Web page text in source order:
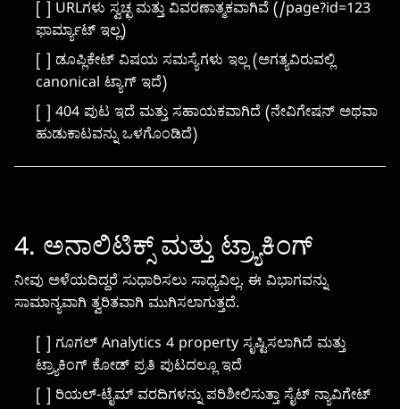
[ ] URLಗಳು ಸ್ವಚ್ಛ ಮತ್ತು ವಿವರಣಾತ್ಮಕವಾಗಿವೆ (/page?id=123
ಫಾರ್ಮ್ಯಾಟ್ ಇಲ್ಲ)
[ ] ಡೂಪ್ಲಿಕೇಟ್ ವಿಷಯ ಸಮಸ್ಯೆಗಳು ಇಲ್ಲ (ಅಗತ್ಯವಿರುವಲ್ಲಿ
canonical ಟ್ಯಾಗ್ ಇದೆ)
[ ] 404 ಪುಟ ಇದೆ ಮತ್ತು ಸಹಾಯಕವಾಗಿದೆ (ನೇವಿಗೇಷನ್ ಅಥವಾ
ಹುಡುಕಾಟವನ್ನು ಒಳಗೊಂಡಿದೆ)
4. ಅನಾಲಿಟಿಕ್ಸ್ ಮತ್ತು ಟ್ರ್ಯಾಕಿಂಗ್
ನೀವು ಅಳೆಯದಿದ್ದರೆ ಸುಧಾರಿಸಲು ಸಾಧ್ಯವಿಲ್ಲ. ಈ ವಿಭಾಗವನ್ನು
ಸಾಮಾನ್ಯವಾಗಿ ತ್ವರಿತವಾಗಿ ಮುಗಿಸಲಾಗುತ್ತದೆ.
[ ] ಗೂಗಲ್ Analytics 4 property ಸೃಷ್ಟಿಸಲಾಗಿದೆ ಮತ್ತು
ಟ್ರ್ಯಾಕಿಂಗ್ ಕೋಡ್ ಪ್ರತಿ ಪುಟದಲ್ಲೂ ಇದೆ
[ ] ರಿಯಲ್-ಟೈಮ್ ವರದಿಗಳನ್ನು ಪರಿಶೀಲಿಸುತ್ತಾ ಸೈಟ್ ನ್ಯಾವಿಗೇಟ್